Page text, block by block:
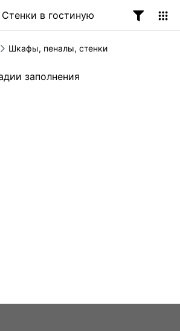
Стенки в гостиную
Шкафы, пеналы, стенки
заполнения